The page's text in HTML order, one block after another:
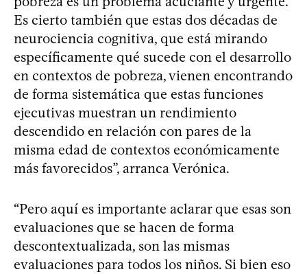
Es cierto también que estas dos décadas de
neurociencia cognitiva, que está mirando
específicamente qué sucede con el desarrollo
en contextos de pobreza, vienen encontrando
de forma sistemática que estas funciones
ejecutivas muestran un rendimiento
descendido en relación con pares de la
misma edad de contextos económicamente
más favorecidos”, arranca Verónica.
“Pero aquí es importante aclarar que esas son
evaluaciones que se hacen de forma
descontextualizada, son las mismas
evaluaciones para todos los niños. Si bien eso